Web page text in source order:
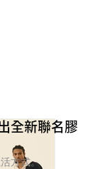
全新聯名膠
方式。